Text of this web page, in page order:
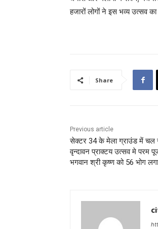
हजारों लोगों ने इस भव्य उत्सव
Share
Previous article
सेक्टर 34 के मेला ग्राउंड में चल
वृन्दावन प्राक्टय उत्सव मे परम
भगवान श्री कृष्ण को 56 भोग